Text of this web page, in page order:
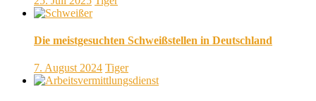
Die meistgesuchten Schweißstellen in Deutschland
7. August 2024 Tiger